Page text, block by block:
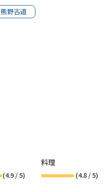
熊野古道
(4.9 / 5)
料理
(4.8 / 5)